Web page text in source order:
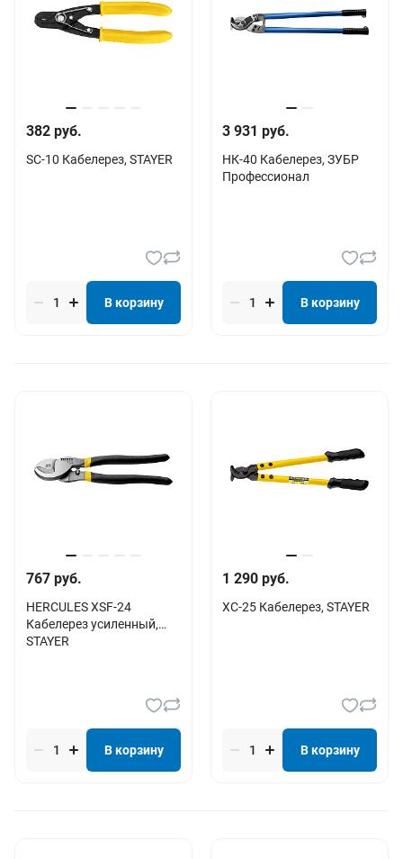
382 руб.
SC-10 Кабелерез, STAYER
В корзину
3 931 руб.
НК-40 Кабелерез, ЗУБР
Профессионал
В корзину
767 руб.
HERCULES XSF-24
Кабелерез усиленный,
STAYER
В корзину
1 290 руб.
XC-25 Кабелерез, STAYER
В корзину